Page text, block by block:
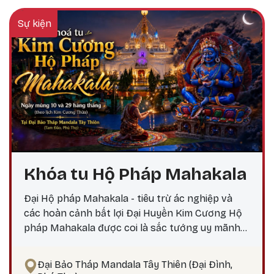
Sự kiện
Khóa tu Hộ Pháp Mahakala
Đại Hộ pháp Mahakala - tiêu trừ ác nghiệp và
các hoàn cảnh bất lợi Đại Huyền Kim Cương Hộ
pháp Mahakala được coi là sắc tướng uy mãnh
lực, trí tuệ và các công hạnh bi mẫn uy mãnh của
Đại Bảo Tháp Mandala Tây Thiên (Đại Đình,